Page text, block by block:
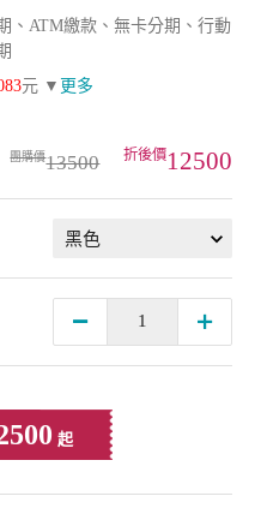
、ATM繳款、無卡分期、行動
元 ▼ 更多
13500 12500